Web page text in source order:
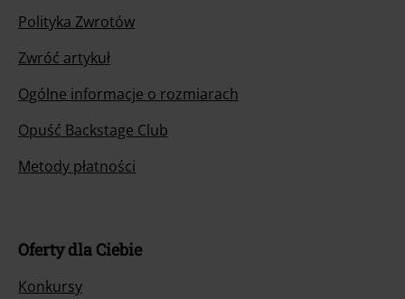
Polityka Zwrotów
Zwróć artykuł
Ogólne informacje o rozmiarach
Opuść Backstage Club
Metody płatności
Oferty dla Ciebie
Konkursy